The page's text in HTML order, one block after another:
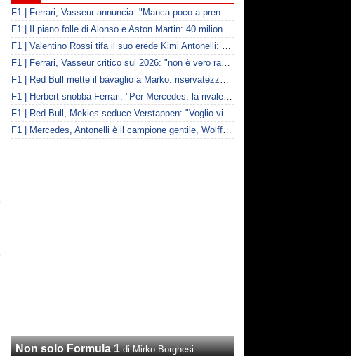
F1 | Ferrari, Vasseur annuncia: "Manca poco a prendere Mercedes, ma non basterà l'ADUO"
F1 | Il piano folle di Alonso e Aston Martin: 40 milioni all'anno fino ai 47 anni di Nando
F1 | Valentino Rossi tifa il suo erede Kimi Antonelli: "Tifo lui, non Ferrari"
F1 | Ferrari, Vasseur critico sul 2026: "non è vero racing, ma non è artificiale"
F1 | Red Bull mette il bavaglio a Marko: riservatezza fino al 2026
F1 | Herbert snobba Ferrari: "Per Mercedes, la rivale è McLaren"
F1 | Red Bull, Mekies seduce Verstappen: "Voglio vincere anch'io"
F1 | Mercedes, Antonelli è il campione gentile, Wolff: "Non devi essere stronzo per vincere"
Non solo Formula 1 di Mirko Borghesi